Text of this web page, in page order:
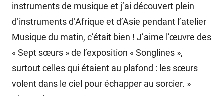
instruments de musique et j’ai découvert plein
d’instruments d’Afrique et d’Asie pendant l’atelier
Musique du matin, c’était bien ! J’aime l’œuvre des
« Sept sœurs » de l’exposition « Songlines »,
surtout celles qui étaient au plafond : les sœurs
volent dans le ciel pour échapper au sorcier. »